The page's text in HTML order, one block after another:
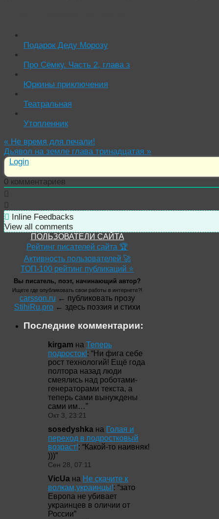
Подарок Деду Морозу
Про Сёмку. Часть 2, глава з
Юркины приключения
Театральная
Утопленник
« Не время для печали!
Дьявол на земле глава тринадцатая »
Login
0 комментариев
Inline Feedbacks
View all comments
ПОЛЬЗОВАТЕЛИ САЙТА
Рейтинг писателей сайта 🏆
Активность пользователей 🚀
ТОП-100 рейтинг публикаций ⭐
Вы писатель, поэт, начинающий автор?
Ищете где опубликовать свои работы в интернете?!
carsson.ru ← публиковать прозу
StihiRu.pro ← здесь поэзия и стихи
Последние комментарии:
kirgam на Теперь
подросток!: “Ни фига себе
рост технологий! Ещё года
полтора назад люди
смеялись над роботами-
генераторами текста, а
теперь сами вынуждены
сами им…”
Окт 3, 23:21
sosedyshka на Голая и
переход в подростковый
возраст!: “Какой-то наивняк!
)))”
Сен 28, 07:11
VicUa на Не скачите к
волкам,украинцы!: “зато
Европа не убивает
украинцев в оличии от
России”